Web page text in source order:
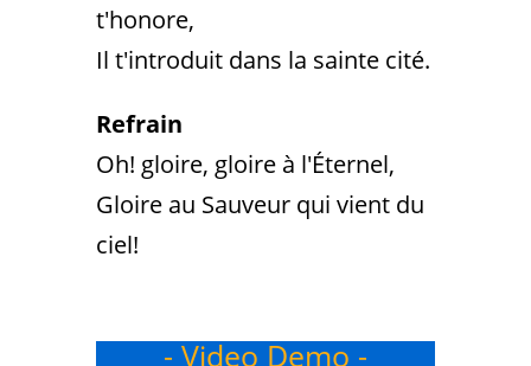
t'honore,
Il t'introduit dans la sainte cité.
Refrain
Oh! gloire, gloire à l'Éternel,
Gloire au Sauveur qui vient du
ciel!
- Video Demo -